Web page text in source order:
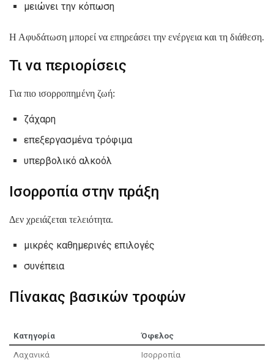
μειώνει την κόπωση
Η Αφυδάτωση μπορεί να επηρεάσει την ενέργεια και τη διάθεση.
Τι να περιορίσεις
Για πιο ισορροπημένη ζωή:
ζάχαρη
επεξεργασμένα τρόφιμα
υπερβολικό αλκοόλ
Ισορροπία στην πράξη
Δεν χρειάζεται τελειότητα.
μικρές καθημερινές επιλογές
συνέπεια
Πίνακας βασικών τροφών
Κατηγορία
Όφελος
Λαχανικά
Ισορροπία